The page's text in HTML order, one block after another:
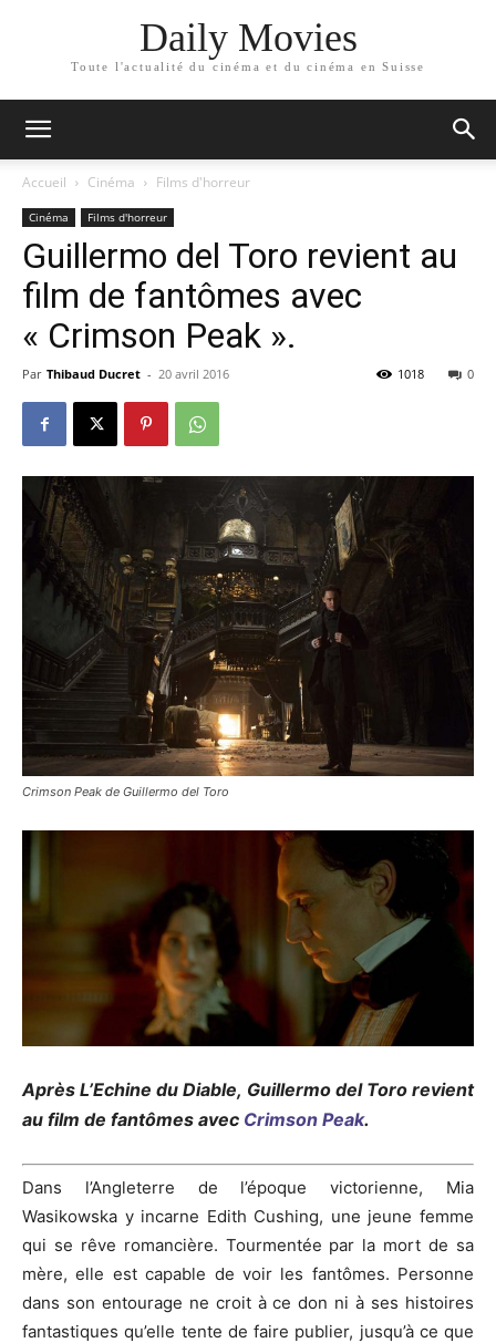
Daily Movies
Toute l'actualité du cinéma et du cinéma en Suisse
Accueil Cinéma Films d'horreur
Cinéma Films d'horreur
Guillermo del Toro revient au
film de fantômes avec
« Crimson Peak ».
Par Thibaud Ducret - 20 avril 2016 0
1018
Crimson Peak de Guillermo del Toro
Après L’Echine du Diable, Guillermo del Tororevient
au film de fantômes avec Crimson Peak.
Dans l’Angleterre de l’époque victorienne, Mia
Wasikowska y incarne Edith Cushing, une jeune femme
qui se rêve romancière. Tourmentée par la mort de sa
mère, elle est capable de voir les fantômes. Personne
dans son entourage ne croit à ce don ni à ses histoires
fantastiques qu’elle tente de faire publier, jusqu’à ce que